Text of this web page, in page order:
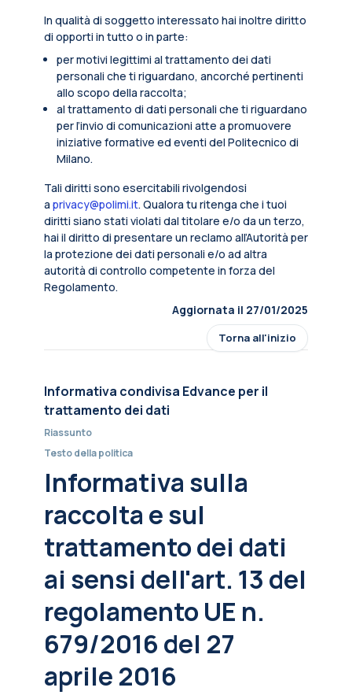
In qualità di soggetto interessato hai inoltre diritto
di opporti in tutto o in parte:
per motivi legittimi al trattamento dei dati
personali che ti riguardano, ancorché pertinenti
allo scopo della raccolta;
al trattamento di dati personali che ti riguardano
per l’invio di comunicazioni atte a promuovere
iniziative formative ed eventi del Politecnico di
Milano.
Tali diritti sono esercitabili rivolgendosi
a privacy@polimi.it. Qualora tu ritenga che i tuoi
diritti siano stati violati dal titolare e/o da un terzo,
hai il diritto di presentare un reclamo all’Autorità per
la protezione dei dati personali e/o ad altra
autorità di controllo competente in forza del
Regolamento.
Aggiornata il 27/01/2025
Torna all'inizio
Informativa condivisa Edvance per il
trattamento dei dati
Riassunto
Testo della politica
Informativa sulla
raccolta e sul
trattamento dei dati
ai sensi dell'art. 13 del
regolamento UE n.
679/2016 del 27
aprile 2016